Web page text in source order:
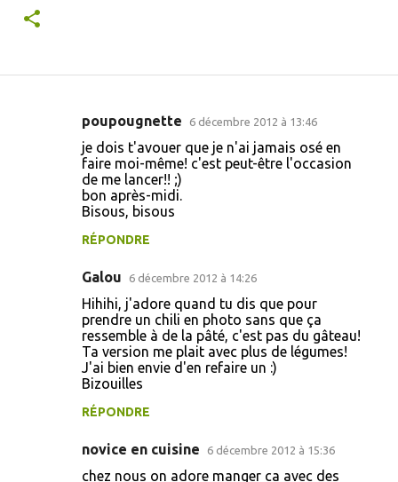
poupougnette 6 décembre 2012 à 13:46
je dois t'avouer que je n'ai jamais osé en
faire moi-même! c'est peut-être l'occasion
de me lancer!! ;)
bon après-midi.
Bisous, bisous
RÉPONDRE
Galou 6 décembre 2012 à 14:26
Hihihi, j'adore quand tu dis que pour
prendre un chili en photo sans que ça
ressemble à de la pâté, c'est pas du gâteau!
Ta version me plait avec plus de légumes!
J'ai bien envie d'en refaire un :)
Bizouilles
RÉPONDRE
novice en cuisine 6 décembre 2012 à 15:36
chez nous on adore manger ca avec des